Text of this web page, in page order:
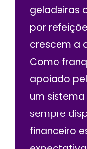
geladeiras
por
crescem a
Como
apoiado
um sistema
sempre
financeiro